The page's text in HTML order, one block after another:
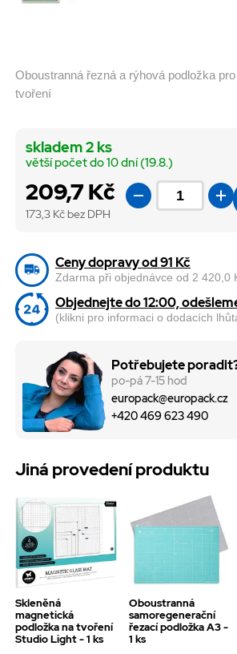
Oboustranná řezná a rýhová podložka
tvoření
209,7 Kč
173,3 Kč bez DPH
skladem 2 ks
větší počet do 10 dní (19.8.)
Ceny dopravy od 91 Kč
Zdarma při objednávce od 2 420,0
Objednejte do 12:00,
(klikni pro informaci o dodacích
Potřebujete
po-pá 7-15 hod
europack@europack.cz
+420 469 623 490
Jiná provedení produktu
Skleněná
magnetická
podložka na tvoření
Studio Light - 1 ks
Oboustranná
samoregenerační
řezací podložka A3 -
1 ks